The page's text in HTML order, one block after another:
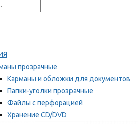
прозрачные
Карманы и обложки для документов
Папки-уголки прозрачные
Файлы с перфорацией
Хранение CD/DVD